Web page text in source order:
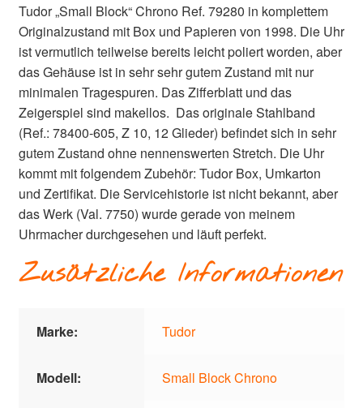
Tudor „Small Block“ Chrono Ref. 79280 in komplettem
Originalzustand mit Box und Papieren von 1998. Die Uhr
ist vermutlich teilweise bereits leicht poliert worden, aber
das Gehäuse ist in sehr sehr gutem Zustand mit nur
minimalen Tragespuren. Das Zifferblatt und das
Zeigerspiel sind makellos. Das originale Stahlband
(Ref.: 78400-605, Z 10, 12 Glieder) befindet sich in sehr
gutem Zustand ohne nennenswerten Stretch. Die Uhr
kommt mit folgendem Zubehör: Tudor Box, Umkarton
und Zertifikat. Die Servicehistorie ist nicht bekannt, aber
das Werk (Val. 7750) wurde gerade von meinem
Uhrmacher durchgesehen und läuft perfekt.
Zusätzliche Informationen
Marke: Tudor
Modell: Small Block Chrono